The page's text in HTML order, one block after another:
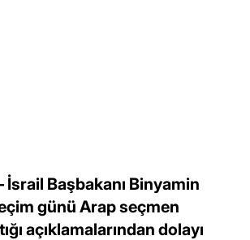
İsrail Başbakanı Binyamin
günü Arap seçmen
açıklamalarından dolayı